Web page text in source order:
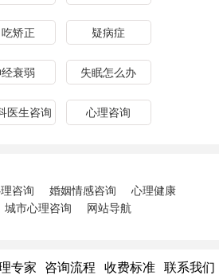
矫正 疑病症
衰弱 失眠怎么办
医生咨询 心理咨询
咨询 婚姻情感咨询
心理健康
城市心理咨询 网站导航
专家 咨询流程 收费标准 联系我们